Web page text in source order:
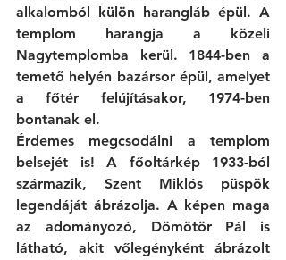
alkalomból külön harangláb épül. A
templom harangja a közeli
Nagytemplomba kerül. 1844-ben a
temető helyén bazársor épül, amelyet
a főtér felújításakor, 1974-ben
bontanak el.
Érdemes megcsodálni a templom
belsejét is! A főoltárkép 1933-ból
származik, Szent Miklós püspök
legendáját ábrázolja. A képen maga
az adományozó, Dömötör Pál is
látható, akit vőlegényként ábrázolt